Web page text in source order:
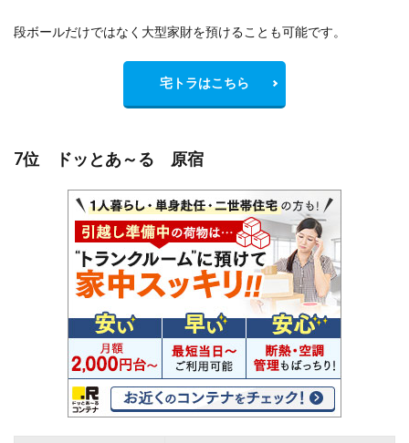
段ボールだけではなく大型家財を預けることも可能です。
宅トラはこちら
7位 ドッとあ～る 原宿